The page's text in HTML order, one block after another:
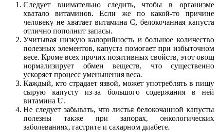
Следует внимательно следить, чтобы в организме
хватало витаминов. Если же по какой-то причине
человеку не хватает витамина С, белокочанная капуста
отлично пополнит запасы.
Учитывая низкую калорийность и большое количество
полезных элементов, капуста помогает при избыточном
весе. Кроме всех прочих позитивных свойств, этот овощ
нормализирует обмен веществ, что существенно
ускоряет процесс уменьшения веса.
Каждый, кто страдает язвой, может употреблять в пищу
сырую капусту из-за большого содержания в ней
витамина U.
Не следует забывать, что листья белокочанной капусты
полезны также при запорах, онкологических
заболеваниях, гастрите и сахарном диабете.